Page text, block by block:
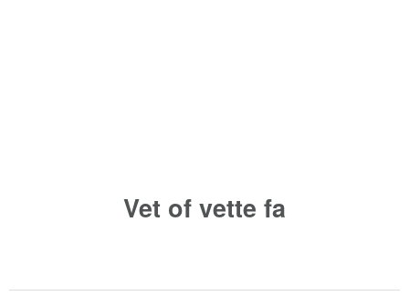
Vet of vette fa